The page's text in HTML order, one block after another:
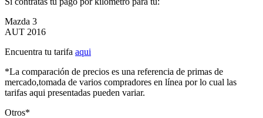
Mazda 3
AUT 2016
Encuentra tu tarifa aqui
*La comparación de precios es una referencia de primas de
mercado,tomada de varios compradores en línea por lo cual las
tarifas aqui presentadas pueden variar.
Otros*